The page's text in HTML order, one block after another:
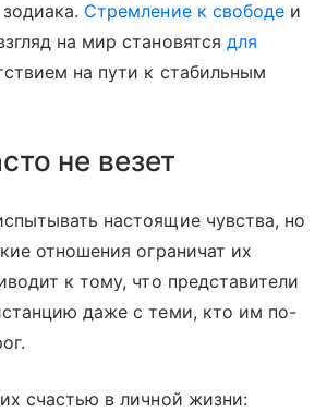
Стремление к свободе и
на мир становятся для
на пути к стабильным
не везет
настоящие чувства, но
отношения ограничат их
к тому, что представители
даже с теми, кто им по-
счастью в личной жизни: